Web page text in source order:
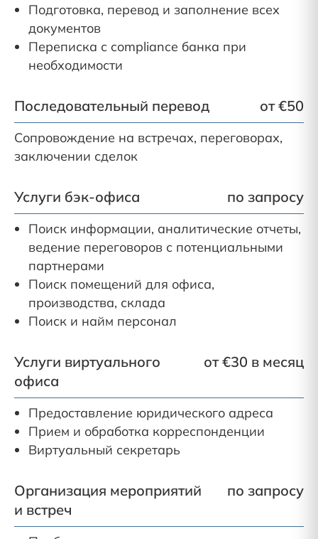
Подготовка, перевод и заполнение всех
документов
Переписка с compliance банка при
необходимости
Последовательный перевод от €50
Сопровождение на встречах, переговорах,
заключении сделок
Услуги бэк-офиса по запросу
Поиск информации, аналитические отчеты,
ведение переговоров с потенциальными
партнерами
Поиск помещений для офиса,
производства, склада
Поиск и найм персонал
Услуги виртуального
офиса
от €30 в месяц
Предоставление юридического адреса
Прием и обработка корреспонденции
Виртуальный секретарь
Организация мероприятий
и встреч
по запросу